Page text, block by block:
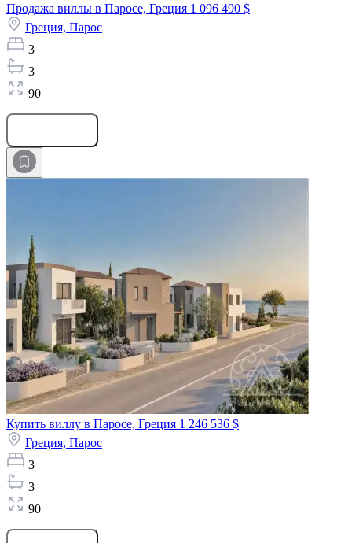
Продажа виллы в Паросе, Греция 1 096 490 $
Греция, Парос
3
3
90
Купить виллу в Паросе, Греция 1 246 536 $
Греция, Парос
3
3
90